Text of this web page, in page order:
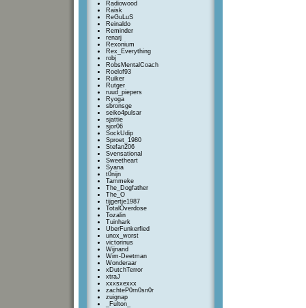
Radiowood
Raisk
ReGuLuS
Reinaldo
Reminder
renarj
Rexonium
Rex_Everything
robj
RobsMentalCoach
Roelof93
Ruiker
Rutger
ruud_piepers
Ryoga
sbronsge
seiko4pulsar
sjattie
sjor06
SockUdip
Sproet_1980
Stefan206
SvensationaI
Sweetheart
Syana
t0nijn
Tammeke
The_Dogfather
The_O
tijgertje1987
TotalOverdose
Tozalin
Tuinhark
UberFunkerfied
unox_worst
victorinus
Wijnand
Wim-Deetman
Wonderaar
xDutchTerror
xtraJ
xxxsxexxx
zachteP0rn0sn0r
zuignap
_Fulton_